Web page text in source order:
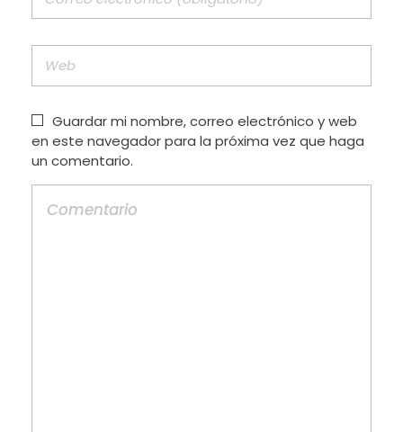
Guardar mi nombre, correo electrónico y web
en este navegador para la próxima vez que haga
un comentario.